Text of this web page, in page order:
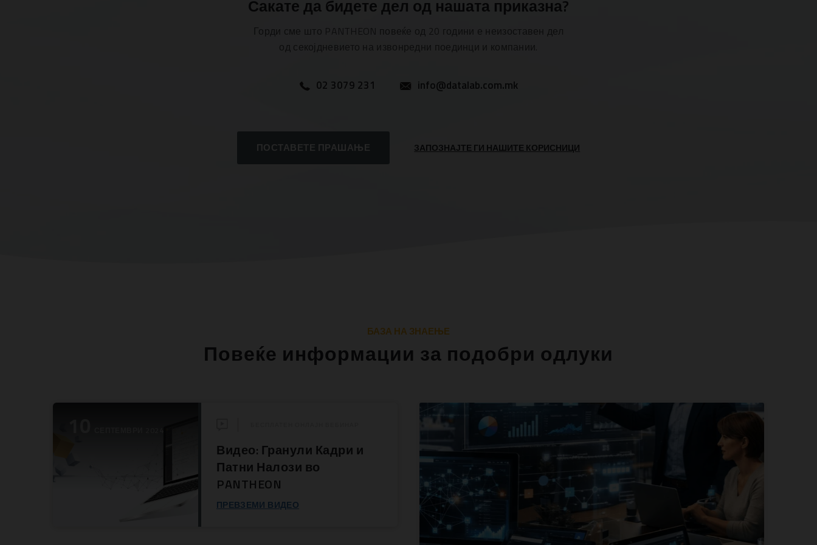
Сакате да бидете дел од нашата приказна?
Горди сме што PANTHEON повеќе од 20 години е неизоставен дел
од секојдневието на извонредни поединци и компании.
02 3079 231 info@datalab.com.mk
ПОСТАВЕТЕ ПРАШАЊЕ ЗАПОЗНАЈТЕ ГИ НАШИТЕ КОРИСНИЦИ
БАЗА НА ЗНАЕЊЕ
Повеќе информации за подобри одлуки
Видео: Гранули Кадри и
Патни Налози во
PANTHEON
ПРЕВЗЕМИ ВИДЕО